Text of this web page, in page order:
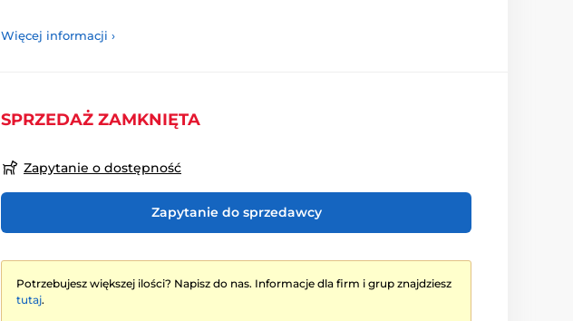
Więcej informacji ›
SPRZEDAŻ ZAMKNIĘTA
Zapytanie o dostępność
Zapytanie do sprzedawcy
Potrzebujesz większej ilości? Napisz do nas. Informacje dla firm i grup znajdziesz
tutaj.